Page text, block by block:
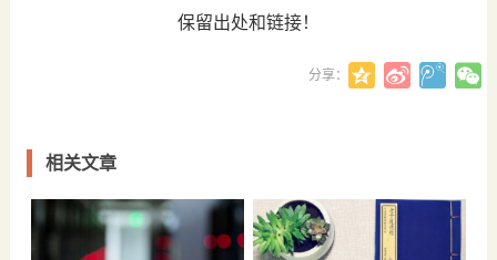
保留出处和链接！
分享：
相关文章